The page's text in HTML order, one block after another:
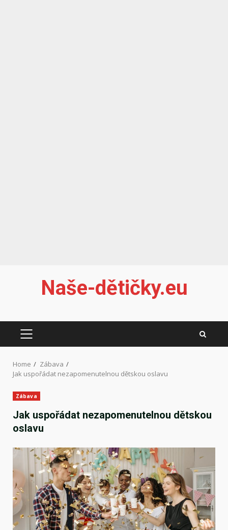
Naše-dětičky.eu
PRIMARY
Home
Zábava
Jak uspořádat nezapomenutelnou dětskou oslavu
Zábava
Jak uspořádat nezapomenutelnou dětskou
oslavu